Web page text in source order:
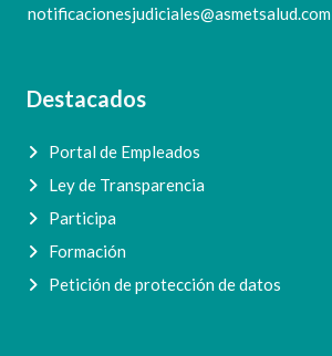
notificacionesjudiciales@asmetsalud.com
Destacados
Portal de Empleados
Ley de Transparencia
Participa
Formación
Petición de protección de datos